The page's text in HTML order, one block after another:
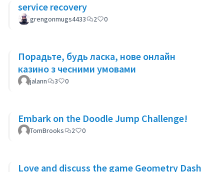
service recovery
grengonmugs4433 2 0
Порадьте, будь ласка, нове онлайн
казино з чесними умовами
jalann 3 0
Embark on the Doodle Jump Challenge!
TomBrooks 2 0
Love and discuss the game Geometry Dash